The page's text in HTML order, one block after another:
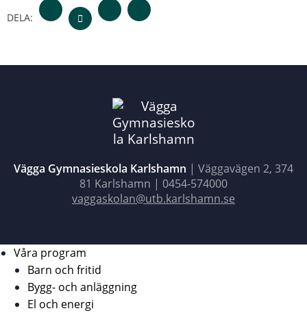
DELA:
Vägga Gymnasieskola Karlshamn | Väggavägen 2, 374
81 Karlshamn | 0454-574000
vaggaskolan@utb.karlshamn.se
Våra program
Barn och fritid
Bygg- och anläggning
El och energi